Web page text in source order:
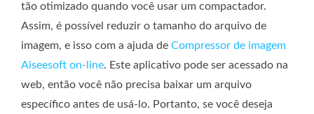
tão otimizado quando você usar um compactador.
Assim, é possível reduzir o tamanho do arquivo de
imagem, e isso com a ajuda de Compressor de imagem
Aiseesoft on-line. Este aplicativo pode ser acessado na
web, então você não precisa baixar um arquivo
específico antes de usá-lo. Portanto, se você deseja